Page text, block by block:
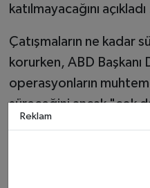
katılmayacağını açıkladı
Çatışmaların ne kadar
korurken, ABD Başkanı
operasyonların
süreceğini ancak "çok
Reklam